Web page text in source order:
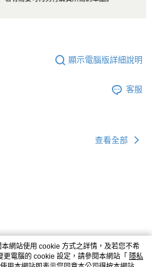
顯示電腦版詳細說明
客服
查看全部
網站使用 cookie 方式之詳情，及若您不希
電腦的 cookie 設定，請參閱本網站「 隱私